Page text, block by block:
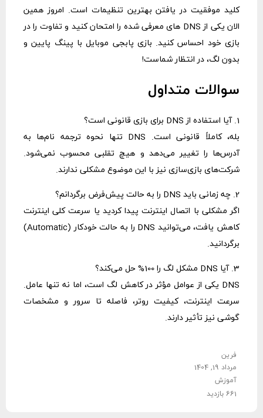
کلید موفقیت در یافتن بهترین تنظیمات است. امروز همین
الان یکی از DNS‌ های معرفی شده را امتحان کنید و تفاوت را در
بازی خود احساس کنید. بازی پابجی موبایل با پینگ پایین و
بدون لگ، در انتظار شماست!
سوالات متداول
1. آیا استفاده از DNS برای بازی قانونی است؟
بله، کاملاً قانونی است. DNS تنها نحوه ترجمه نام‌ها به
آدرس‌ها را تغییر می‌دهد و هیچ تقلبی محسوب نمی‌شود.
شرکت‌های بازی‌سازی نیز با این موضوع مشکلی ندارند.
2. چه زمانی باید DNS را به حالت پیش‌فرض برگردانم؟
اگر مشکلی با اتصال اینترنت پیدا کردید یا سرعت کلی اینترنت
کاهش یافت، می‌توانید DNS را به حالت خودکار
(Automatic)
برگردانید.
3. آیا DNS مشکل لگ را 100% حل می‌کند؟
DNS یکی از عوامل مؤثر در کاهش لگ است، اما نه تنها عامل.
سرعت اینترنت، کیفیت روتر، فاصله تا سرور و مشخصات
گوشی نیز تأثیر دارند.
فرین
مرداد 19, 1404
آموزش
661 بازدید